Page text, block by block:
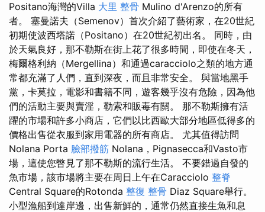
Positano海灣的Villa 大里 整骨 Mulino d'Arenzo的所有
者。 塞曼諾夫（Semenov）首次介紹了藝術家，在20世紀
初期使波西塔諾（Positano）在20世紀初出名。 同時，由
於天氣良好，那不勒斯在街上花了很多時間，即使在冬天，
梅爾格利納（Mergellina）和通過caracciolo之類的地方通
常都充滿了人們，直到深夜，而且非常安全。 與當地黑手
黨，卡莫拉，電影和書籍不同，遊客幾乎沒有危險，因為他
們的活動主要與賣淫，勒索和販毒有關。 那不勒斯擁有活
躍的市場和許多小商店，它們以比西歐大部分地區低得多的
價格出售從衣服到家用電器的所有商店。 尤其值得訪問
Nolana Porta 臉部撥筋 Nolana，Pignasecca和Vasto市
場，這使您瞥見了那不勒斯的流行生活。 不要錯過自發的
魚市場，該市場將主要在周日上午在Caracciolo 整脊
Central Square的Rotonda 整復 整骨 Diaz Square舉行。
小型漁船到達岸邊，出售新鮮的，通常仍然直接生魚和息